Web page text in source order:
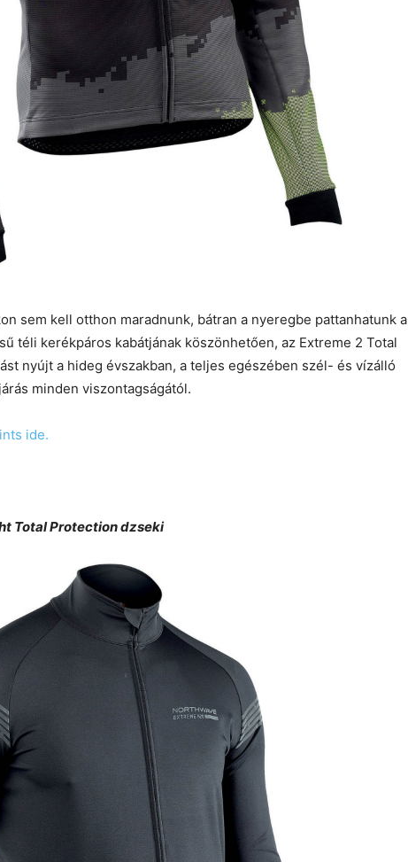
sem kell otthon maradnunk, bátran a nyeregbe pattanhatunk a
téli kerékpáros kabátjának köszönhetően, az Extreme 2 Total
nyújt a hideg évszakban, a teljes egészében szél- és vízálló
minden viszontagságától.
ide.
Total Protection dzseki